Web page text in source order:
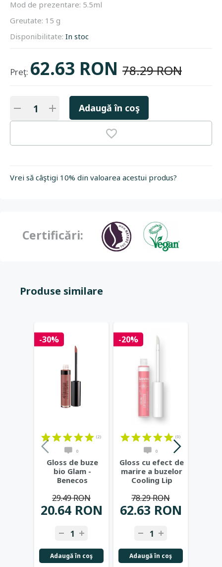
Mod de prezentare: 5.5ml
Greutate: 15 g
Disponibilitate: In stoc
Preţ: 62.63 RON 78.29 RON
Adaugă în coş
Vrei să câştigi 10% din valoarea acestui produs?
Certificări:
Produse similare
-30%
(2)
0
Gloss de buze
bio Glam -
Benecos
20.64 RON
29.49 RON
Adaugă în coş
-20%
(0)
0
Gloss cu efect de
marire a buzelor
Cooling Lip
LAVERA...
62.63 RON
78.29 RON
Adaugă în coş